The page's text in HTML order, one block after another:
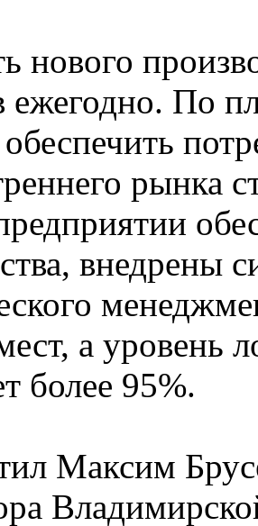
нового
ежегодно. По
рынка
внедрены
а уровень
более 95%.
Максим